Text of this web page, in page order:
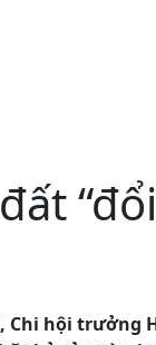
Chi hội trưởng